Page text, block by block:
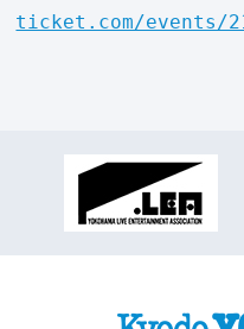
ticket.com/events/